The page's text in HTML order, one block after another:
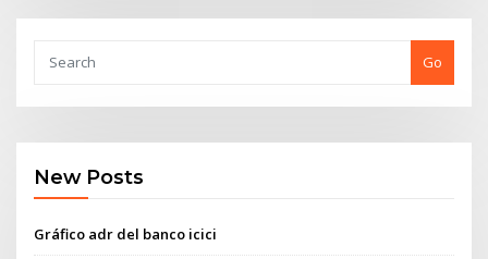
Go
New Posts
Gráfico adr del banco icici